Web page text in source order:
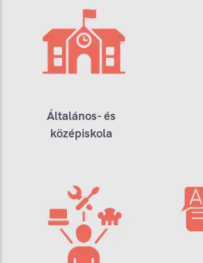
Általános- és
középiskola